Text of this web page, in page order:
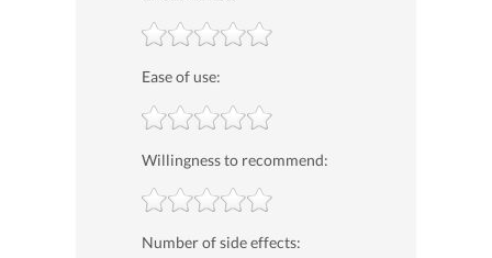
Ease of use:
Willingness to recommend:
Number of side effects: